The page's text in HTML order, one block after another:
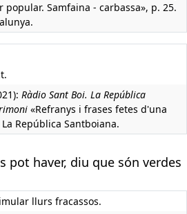
popular. Samfaina - carbassa», p. 25.
Ràdio Sant Boi. La República
«Refranys i frases fetes d'una
República Santboiana.
pot haver, diu que són verdes
llurs fracassos.